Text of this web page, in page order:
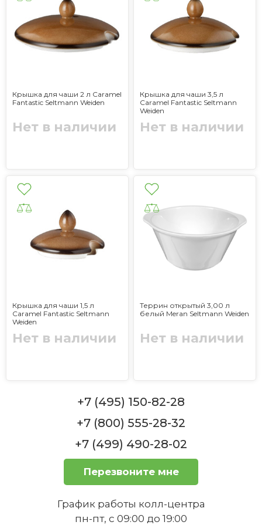
Крышка для чаши 2 л Caramel
Fantastic Seltmann Weiden
Нет в наличии
Крышка для чаши 3,5 л
Caramel Fantastic Seltmann
Weiden
Нет в наличии
Крышка для чаши 1,5 л
Caramel Fantastic Seltmann
Weiden
Нет в наличии
Террин открытый 3,00 л
белый Meran Seltmann Weiden
Нет в наличии
+7 (495) 150-82-28
+7 (800) 555-28-32
+7 (499) 490-28-02
Перезвоните мне
График работы колл-центра
пн-пт, с 09:00 до 19:00